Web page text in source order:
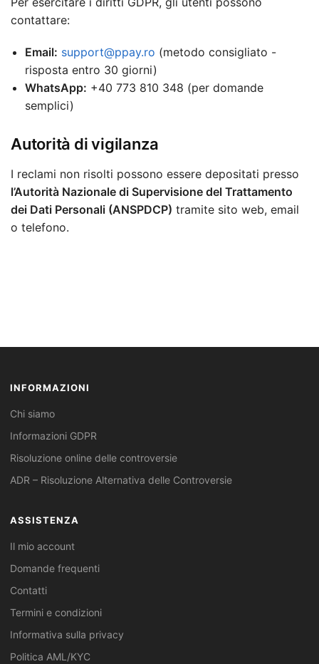
contattare:
Email: support@ppay.ro (metodo consigliato -
risposta entro 30 giorni)
WhatsApp: +40 773 810 348 (per domande
semplici)
Autorità di vigilanza
I reclami non risolti possono essere depositati presso
l’Autorità Nazionale di Supervisione del Trattamento
dei Dati Personali (ANSPDCP) tramite sito web, email
o telefono.
INFORMAZIONI
Chi siamo
Informazioni GDPR
Risoluzione online delle controversie
ADR – Risoluzione Alternativa delle Controversie
ASSISTENZA
Il mio account
Domande frequenti
Contatti
Termini e condizioni
Informativa sulla privacy
Politica AML/KYC